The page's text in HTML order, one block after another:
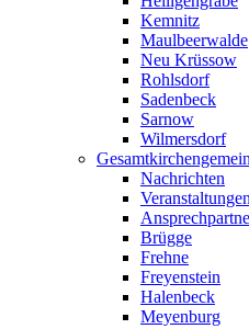
Kemnitz
Maulbeerwalde
Neu Krüssow
Rohlsdorf
Sadenbeck
Sarnow
Wilmersdorf
Nachrichten
Veranstaltungen
Brügge
Frehne
Freyenstein
Halenbeck
Meyenburg